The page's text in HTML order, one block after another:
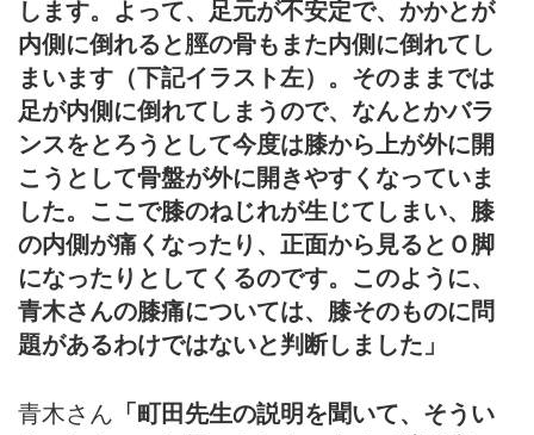
します。よって、足元が不安定で、かかとが
内側に倒れると脛の骨もまた内側に倒れてし
まいます（下記イラスト左）。そのままでは
足が内側に倒れてしまうので、なんとかバラ
ンスをとろうとして今度は膝から上が外に開
こうとして骨盤が外に開きやすくなっていま
した。ここで膝のねじれが生じてしまい、膝
の内側が痛くなったり、正面から見るとＯ脚
になったりとしてくるのです。このように、
青木さんの膝痛については、膝そのものに問
題があるわけではないと判断しました」
青木さん 「町田先生の説明を聞いて、そうい